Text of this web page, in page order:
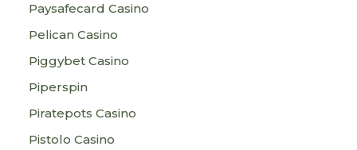
Paysafecard Casino
Pelican Casino
Piggybet Casino
Piperspin
Piratepots Casino
Pistolo Casino